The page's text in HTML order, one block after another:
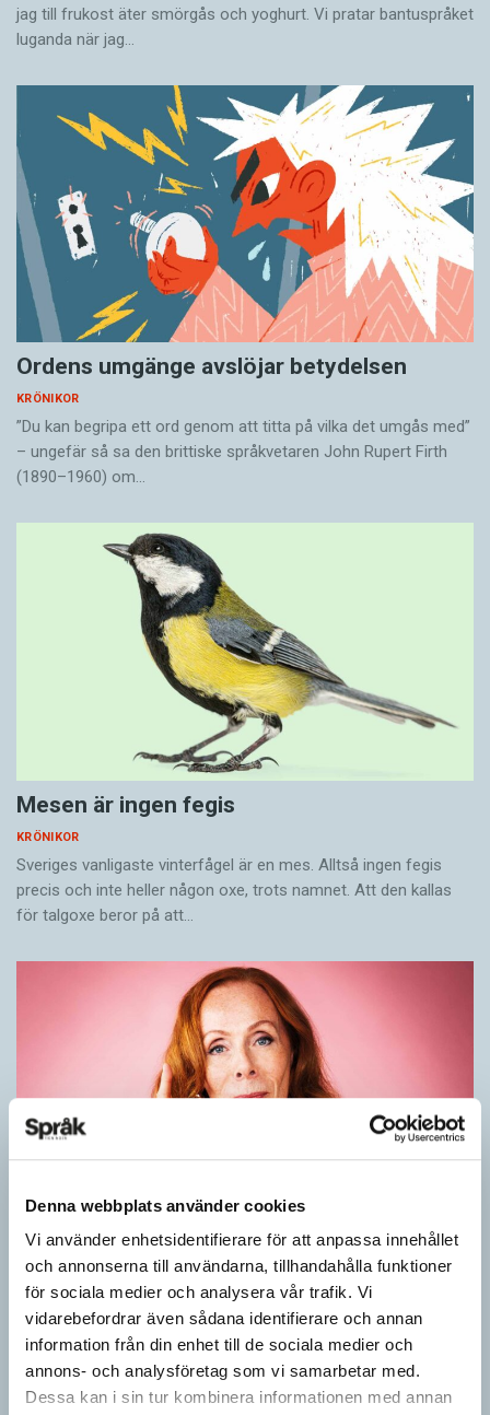
Denna webbplats använder cookies
Vi använder enhetsidentifierare för att anpassa innehållet
och annonserna till användarna, tillhandahålla funktioner
för sociala medier och analysera vår trafik. Vi
vidarebefordrar även sådana identifierare och annan
information från din enhet till de sociala medier och
annons- och analysföretag som vi samarbetar med.
Dessa kan i sin tur kombinera informationen med annan
jag till frukost äter smörgås och yoghurt. Vi pratar bantuspråket
luganda när jag…
Ordens umgänge avslöjar betydelsen
KRÖNIKOR
”Du kan begripa ett ord genom att titta på vilka det umgås med”
– ungefär så sa den brittiske språkvetaren John Rupert Firth
(1890–1960) om…
Mesen är ingen fegis
KRÖNIKOR
Sveriges vanligaste vinterfågel är en mes. Alltså ingen fegis
precis och inte heller någon oxe, trots namnet. Att den kallas
för talgoxe beror på att…
Rör inte mitt asså!
KRÖNIKOR
Vet ni vad småord är? Ja, det är små ord. Låt mig förklara vad
jag i dag menar med småord. Jag vet att jag i…